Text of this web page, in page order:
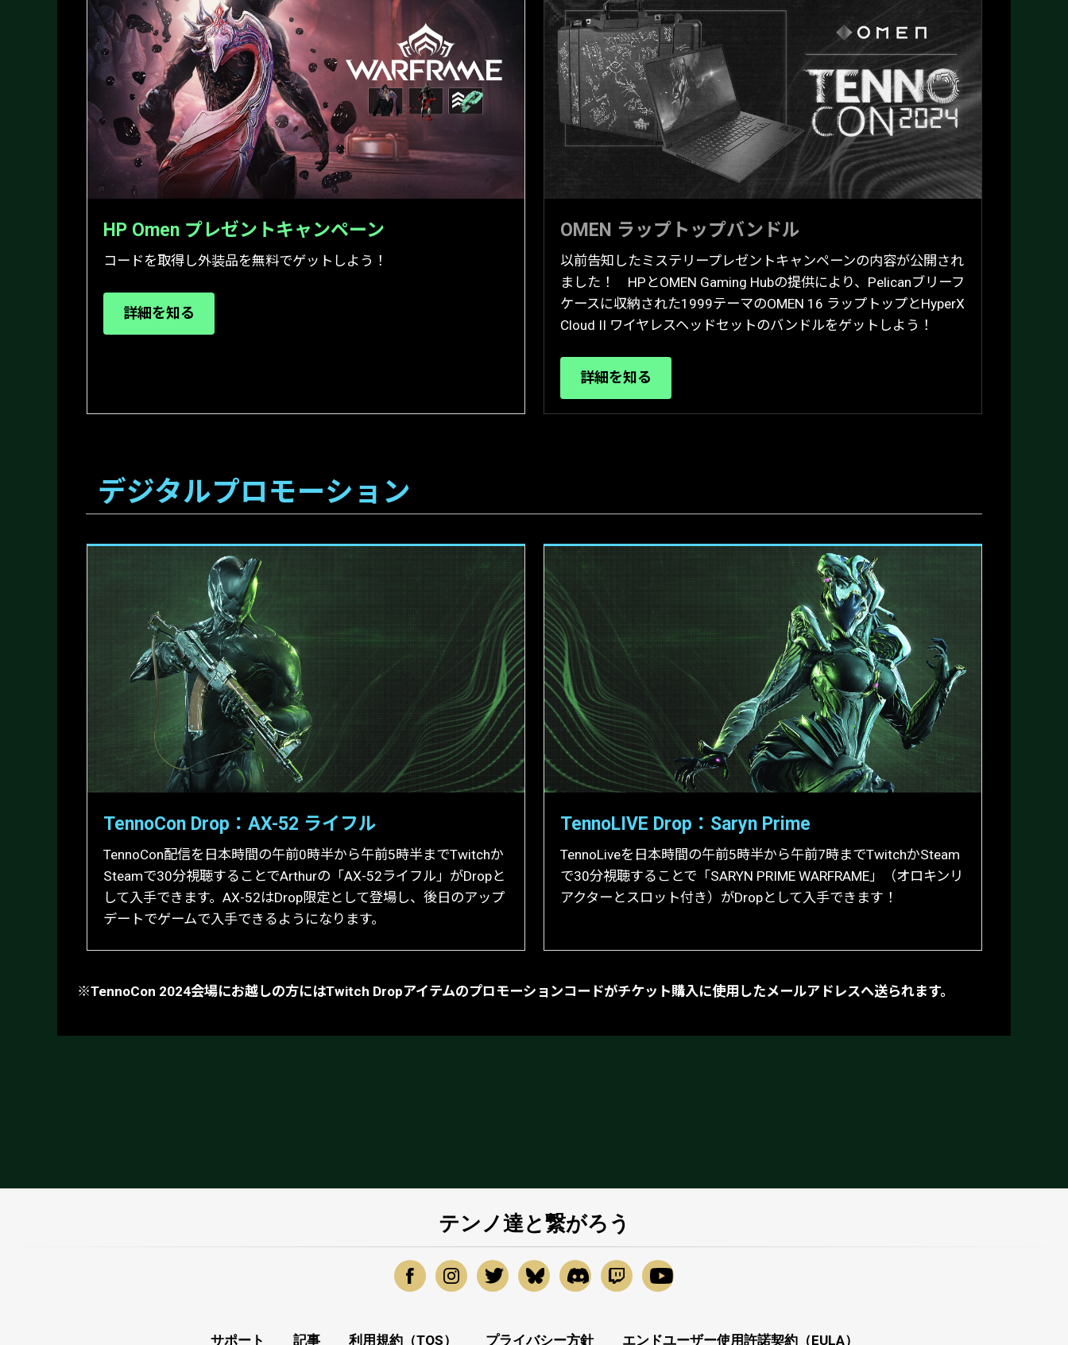
HP Omen プレゼントキャンペーン
コードを取得し外装品を無料でゲットしよう！
詳細を知る
OMEN ラップトップバンドル
以前告知したミステリープレゼントキャンペーンの内容が公開され
ました！ HPとOMEN Gaming Hubの提供により、Pelicanブリーフ
ケースに収納された1999テーマのOMEN 16 ラップトップとHyperX
Cloud II ワイヤレスヘッドセットのバンドルをゲットしよう！
詳細を知る
デジタルプロモーション
TennoCon Drop：AX-52 ライフル
TennoCon配信を日本時間の午前0時半から午前5時半までTwitchか
Steamで30分視聴することでArthurの「AX-52ライフル」がDropと
して入手できます。AX-52はDrop限定として登場し、後日のアップ
デートでゲームで入手できるようになります。
TennoLIVE Drop：Saryn Prime
TennoLiveを日本時間の午前5時半から午前7時までTwitchかSteam
で30分視聴することで「SARYN PRIME WARFRAME」（オロキンリ
アクターとスロット付き）がDropとして入手できます！
※TennoCon 2024会場にお越しの方にはTwitch Dropアイテムのプロモーションコードがチケット購入に使用したメールアドレスへ送られます。
テンノ達と繋がろう
サポート 記事 利用規約（TOS） プライバシー方針 エンドユーザー使用許諾契約（EULA）